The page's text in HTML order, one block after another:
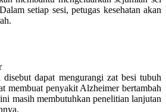
setiap sesi, petugas kesehatan akan
disebut dapat mengurangi zat besi tubuh
membuat penyakit Alzheimer bertambah
masih membutuhkan penelitian lanjutan